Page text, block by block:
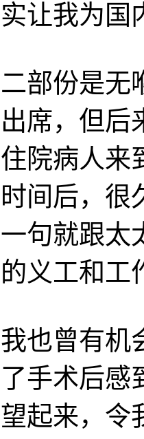
让我为国
部份是无
席，但后
院病人
间后，很
句就跟太
义工和工
也曾有机
手术后感
起来，令